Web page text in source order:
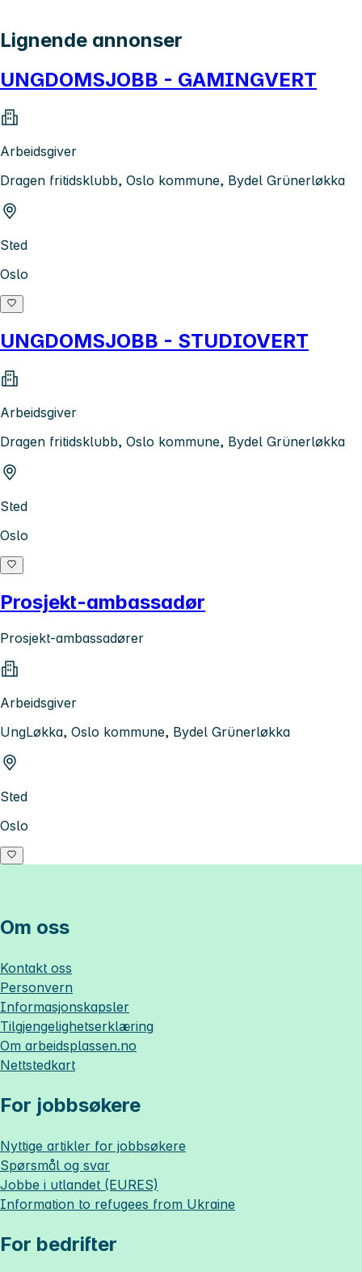
Lignende annonser
UNGDOMSJOBB - GAMINGVERT
Arbeidsgiver
Dragen fritidsklubb, Oslo kommune, Bydel Grünerløkka
Sted
Oslo
UNGDOMSJOBB - STUDIOVERT
Arbeidsgiver
Dragen fritidsklubb, Oslo kommune, Bydel Grünerløkka
Sted
Oslo
Prosjekt-ambassadør
Prosjekt-ambassadører
Arbeidsgiver
UngLøkka, Oslo kommune, Bydel Grünerløkka
Sted
Oslo
Om oss
Kontakt oss
Personvern
Informasjonskapsler
Tilgjengelighetserklæring
Om arbeidsplassen.no
Nettstedkart
For jobbsøkere
Nyttige artikler for jobbsøkere
Spørsmål og svar
Jobbe i utlandet (EURES)
Information to refugees from Ukraine
For bedrifter